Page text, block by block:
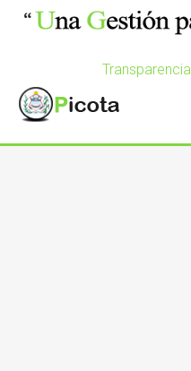
Transparencia